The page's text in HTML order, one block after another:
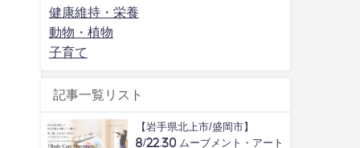
健康維持・栄養
動物・植物
子育て
記事一覧リスト
【岩手県北上市/盛岡市】
8/22.30 ムーブメント・アート